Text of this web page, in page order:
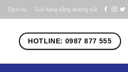
Dịch vụ Gửi hàng bằng đường sắt
HOTLINE: 0987 877 555